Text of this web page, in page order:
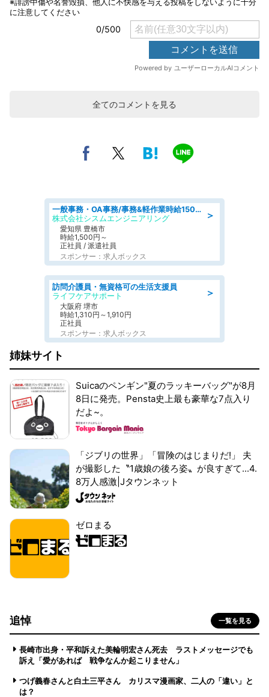
全てのコメントを見る
＞
一般事務・OA事務/事務&軽作業時給1500円土日祝休み各種社保完備
株式会社シスムエンジニアリング
愛知県 豊橋市
時給1,500円～
正社員 / 派遣社員
スポンサー：求人ボックス
＞
訪問介護員・無資格可の生活支援員
ライフケアサポート
大阪府 堺市
時給1,310円～1,910円
正社員
スポンサー：求人ボックス
姉妹サイト
Suicaのペンギン"夏のラッキーバッグ"が8月
8日に発売。Pensta史上最も豪華な7点入り
だよ~。
「ジブリの世界」「冒険のはじまりだ!」 夫
が撮影した〝1歳娘の後ろ姿〟が良すぎて...4.
8万人感激|Jタウンネット
ゼロまる
追悼 一覧を見る
長崎市出身・平和訴えた美輪明宏さん死去 ラストメッセージでも
訴え「愛があれば 戦争なんか起こりません」
つげ義春さんと白土三平さん カリスマ漫画家、二人の「違い」と
は？